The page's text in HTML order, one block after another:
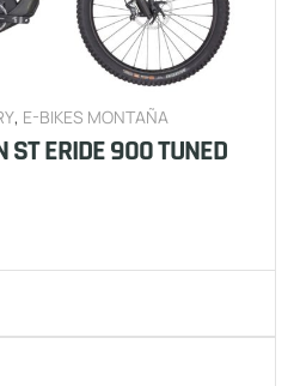
, E-BIKES MONTAÑA
ST ERIDE 900 TUNED